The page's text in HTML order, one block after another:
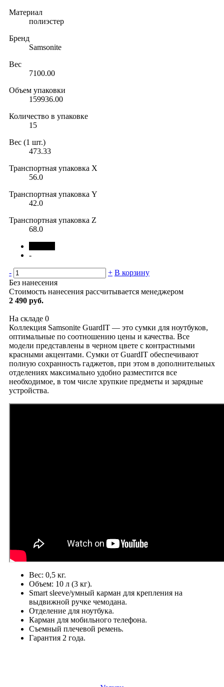
Материал
полиэстер
Бренд
Samsonite
Вес
7100.00
Объем упаковки
159936.00
Количество в упаковке
15
Вес (1 шт.)
473.33
Транспортная упаковка X
56.0
Транспортная упаковка Y
42.0
Транспортная упаковка Z
68.0
-
- + В корзину
Без нанесения
Стоимость нанесения рассчитывается менеджером
2 490 руб.
На складе 0
Коллекция Samsonite GuardIT — это сумки для ноутбуков,
оптимальные по соотношению цены и качества. Все
модели представлены в черном цвете с контрастными
красными акцентами. Сумки от GuardIT обеспечивают
полную сохранность гаджетов, при этом в дополнительных
отделениях максимально удобно разместится все
необходимое, в том числе хрупкие предметы и зарядные
устройства.
Вес: 0,5 кг.
Объем: 10 л (3 кг).
Smart sleeve/умный карман для крепления на
выдвижной ручке чемодана.
Отделение для ноутбука.
Карман для мобильного телефона.
Съемный плечевой ремень.
Гарантия 2 года.